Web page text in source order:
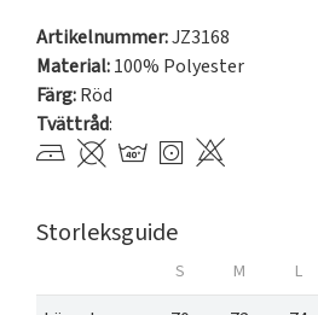
Artikelnummer:JZ3168
Material:100% Polyester
Färg:Röd
Tvättråd:
Storleksguide
S M L